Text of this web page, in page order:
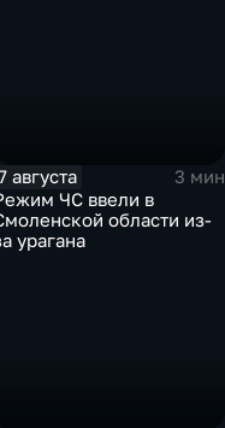
августа
3 мин
ЧС ввели в
области из-
урагана